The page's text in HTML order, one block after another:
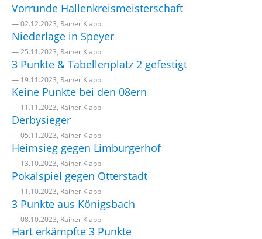
Vorrunde Hallenkreismeisterschaft
— 02.12.2023, Rainer Klapp
Niederlage in Speyer
— 25.11.2023, Rainer Klapp
3 Punkte & Tabellenplatz 2 gefestigt
— 19.11.2023, Rainer Klapp
Keine Punkte bei den 08ern
— 11.11.2023, Rainer Klapp
Derbysieger
— 05.11.2023, Rainer Klapp
Heimsieg gegen Limburgerhof
— 13.10.2023, Rainer Klapp
Pokalspiel gegen Otterstadt
— 11.10.2023, Rainer Klapp
3 Punkte aus Königsbach
— 08.10.2023, Rainer Klapp
Hart erkämpfte 3 Punkte